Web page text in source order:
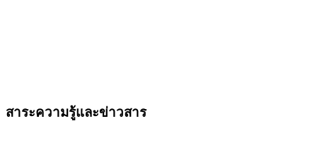
สาระความรู้และข่าวสาร